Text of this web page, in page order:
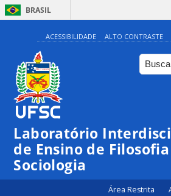
BRASIL
ACESSIBILIDADE ALTO CONTRASTE
Laboratório
de Ensino de
Sociologia
Área Restrita